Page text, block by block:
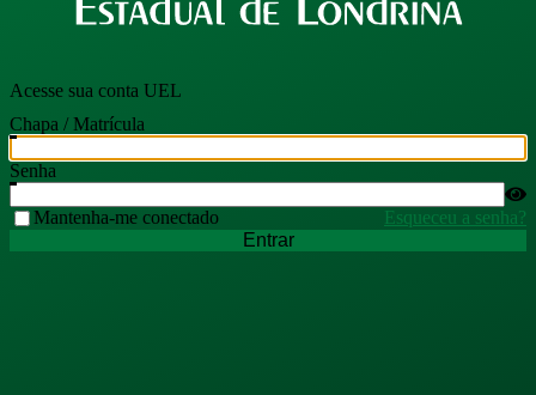
Acesse sua conta UEL
Chapa / Matrícula
Senha
Mantenha-me conectado
Esqueceu a senha?
Entrar